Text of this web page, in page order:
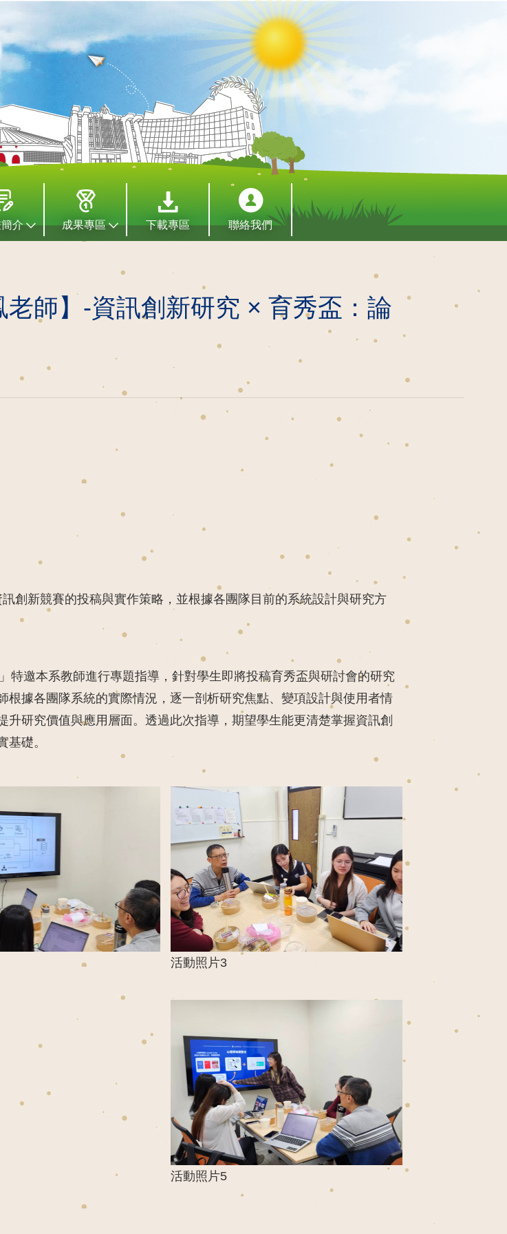
簡介 成果專區 下載專區 聯絡我們
師】-資訊創新研究 × 育秀盃：論
創新競賽的投稿與實作策略，並根據各團隊目前的系統設計與研究方
特邀本系教師進行專題指導，針對學生即將投稿育秀盃與研討會的研究
據各團隊系統的實際情況，逐一剖析研究焦點、變項設計與使用者情
升研究價值與應用層面。透過此次指導，期望學生能更清楚掌握資訊創
礎。
活動照片3
活動照片5